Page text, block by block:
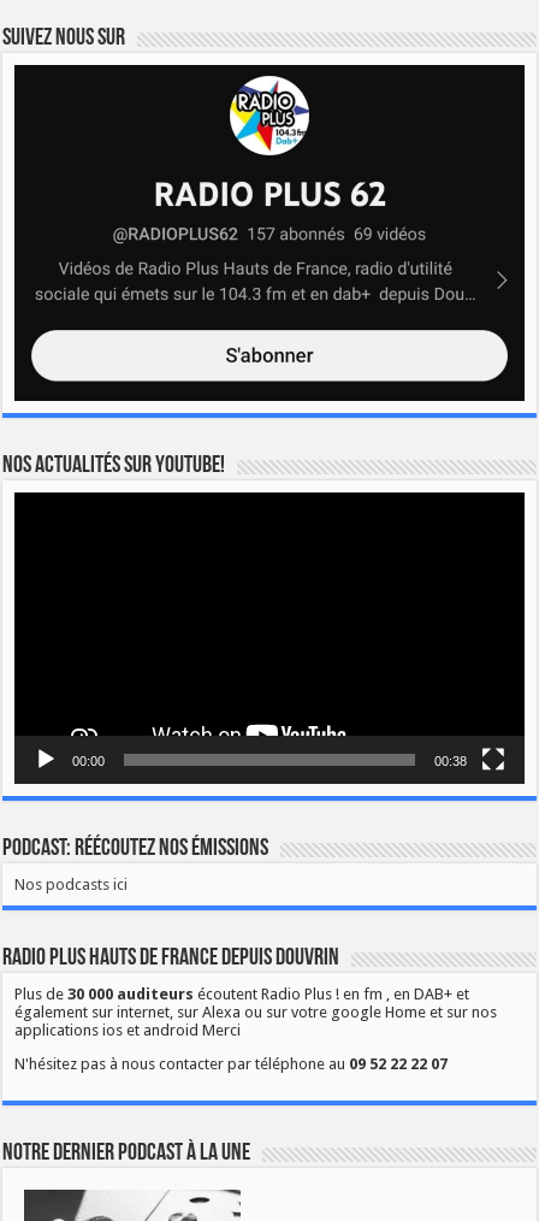
Suivez nous sur
Nos actualités sur YOUTUBE!
00:00 00:38
Podcast: Réécoutez nos émissions
Nos podcasts ici
Radio Plus Hauts de France depuis Douvrin
Plus de30 000 auditeurs écoutent Radio Plus ! en fm , en DAB+ et
également sur internet, sur Alexa ou sur votre google Home et sur nos
applications ios et android Merci
N'hésitez pas à nous contacter par téléphone au 09 52 22 22 07
Notre dernier podcast à la une